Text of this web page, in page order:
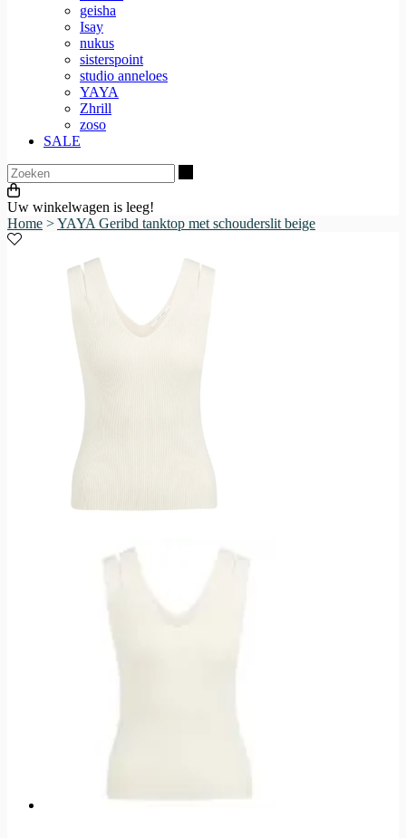
geisha
Isay
nukus
sisterspoint
studio anneloes
YAYA
Zhrill
zoso
SALE
Uw winkelwagen is leeg!
Home >YAYA Geribd tanktop met schouderslit beige